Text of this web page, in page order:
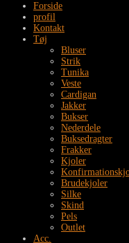
Forside
profil
Kontakt
Tøj
Bluser
Strik
Tunika
Veste
Cardigan
Jakker
Bukser
Nederdele
Buksedragter
Frakker
Kjoler
Brudekjoler
Silke
Skind
Pels
Outlet
Acc.